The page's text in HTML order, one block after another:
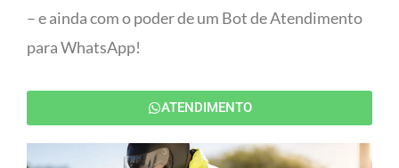
– e ainda com o poder de um Bot de Atendimento
para WhatsApp!
ATENDIMENTO